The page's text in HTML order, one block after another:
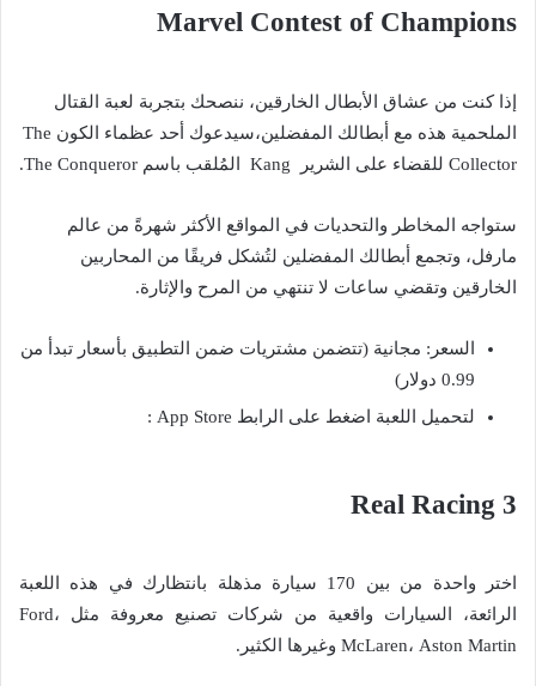
Marvel Contest of Champions
إذا كنت من عشاق الأبطال الخارقين، ننصحك بتجربة لعبة القتال
الملحمية هذه مع أبطالك المفضلين،سيدعوك أحد عظماء الكون The
Collector للقضاء على الشرير Kang المُلقب باسم The Conqueror.
ستواجه المخاطر والتحديات في المواقع الأكثر شهرةً من عالم
مارفل، وتجمع أبطالك المفضلين لتُشكل فريقًا من المحاربين
الخارقين وتقضي ساعات لا تنتهي من المرح والإثارة.
السعر: مجانية (تتضمن مشتريات ضمن التطبيق بأسعار تبدأ من
0.99 دولار)
لتحميل اللعبة اضغط على الرابط App Store :
Real Racing 3
اختر واحدة من بين 170 سيارة مذهلة بانتظارك في هذه اللعبة
الرائعة، السيارات واقعية من شركات تصنيع معروفة مثل Ford،
McLaren، Aston Martin وغيرها الكثير.